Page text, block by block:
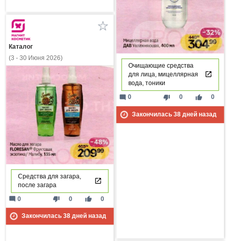
Очищающие средства
для лица, мицеллярная
вода, тоники
thumb_down 0 thumb_up 0
mode_comment 0
Закончилась 38дней назад
Каталог
(3 - 30 Июня 2026)
Средства для загара,
после загара
thumb_down 0 thumb_up 0
mode_comment 0
Закончилась 38дней назад